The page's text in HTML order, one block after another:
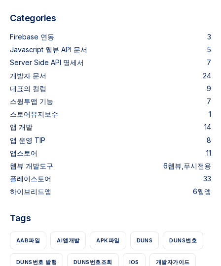
Categories
Firebase 연동
3
Javascript 웹뷰 API 문서
5
Server Side API 명세서
7
개발자 문서
24
대표의 컬럼
9
스윙투앱 기능
7
스토어유지보수
1
앱 개발
14
앱 운영 TIP
8
앱스토어
11
웹뷰
웹뷰,푸시전용
개발도구
6
플레이스토어
33
하이브리드앱
웹앱
6
Tags
AAB파일 AI앱개발 APK파일 DUNS DUNS번호
DUNS번호 발행 DUNS번호조회 IOS 개발자가이드